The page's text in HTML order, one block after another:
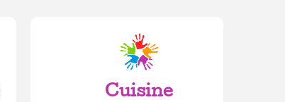
Cuisine